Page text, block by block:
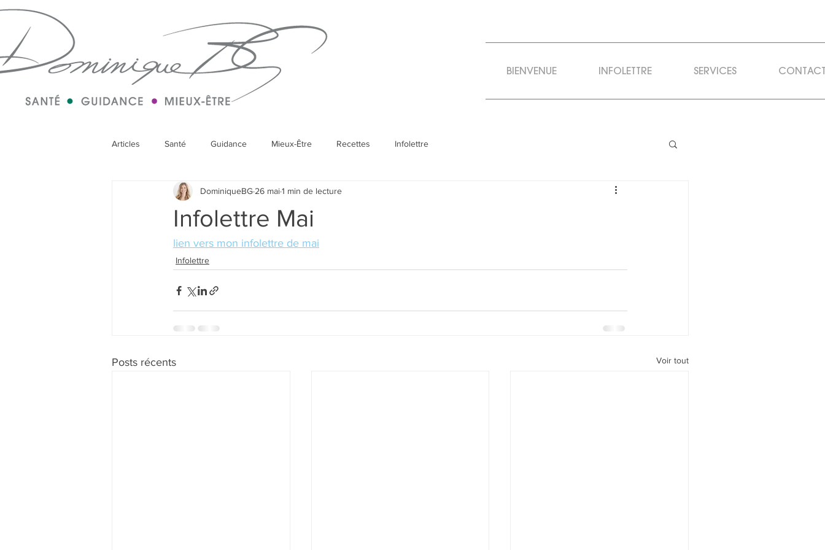
BIENVENUE INFOLETTRE SERVICES
Articles Santé Guidance Mieux-Être Recettes Infolettre
Infolettre Mai
DominiqueBG 26 mai1 min de lecture
lien vers mon infolettre de mai
Infolettre
Posts récents Voir tout